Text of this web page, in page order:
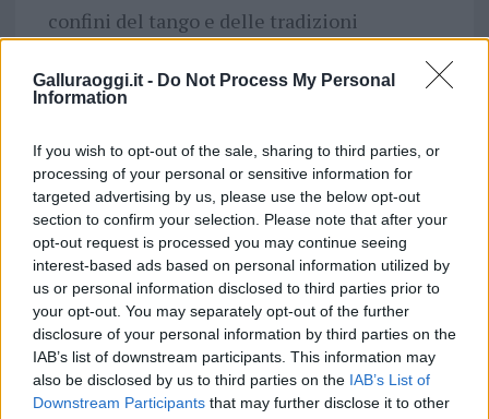
Galluraoggi.it - Do Not Process My Personal
Information
If you wish to opt-out of the sale, sharing to third parties, or
processing of your personal or sensitive information for
targeted advertising by us, please use the below opt-out
section to confirm your selection. Please note that after your
opt-out request is processed you may continue seeing
interest-based ads based on personal information utilized by
us or personal information disclosed to third parties prior to
your opt-out. You may separately opt-out of the further
disclosure of your personal information by third parties on the
IAB’s list of downstream participants. This information may
also be disclosed by us to third parties on the IAB’s List of
Downstream Participants that may further disclose it to other
confini del tango e delle tradizioni
un linguaggio contemporaneo ricco di
poetica della tradizione argentina con
l’eleganza e la raffinatezza della sensibilità
giapponese. Le loro composizioni, tutte
originali, mescolano maturità, spontaneità
e grande spazio all’improvvisazione. Cinque
gli album all’attivo, due dei quali conPaolo
Fresuospite, proprio come nella serata di
sabato 20 giugno a Berchidda. Serata che si